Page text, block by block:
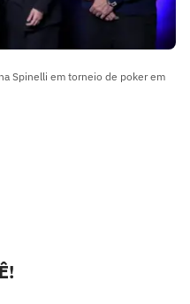
Spinelli em torneio de poker em